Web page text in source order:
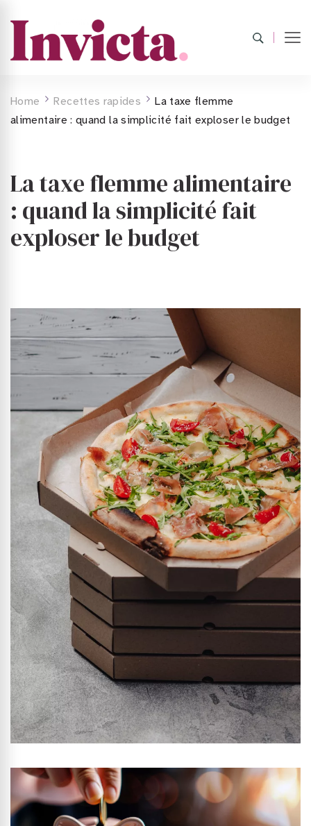
Home Recettes rapides
La taxe flemme
alimentaire : quand la simplicité fait exploser le budget
La taxe flemme alimentaire
: quand la simplicité fait
exploser le budget